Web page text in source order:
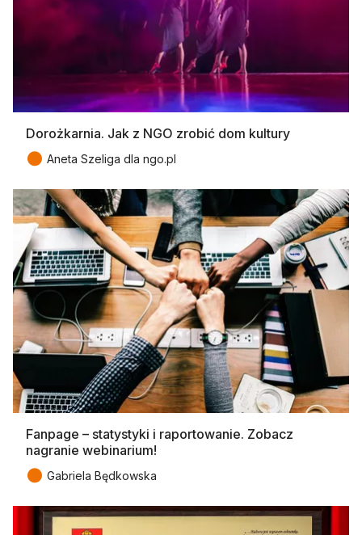
Dorożkarnia. Jak z NGO zrobić dom kultury
● Aneta Szeliga dla ngo.pl
Fanpage – statystyki i raportowanie. Zobacz
nagranie webinarium!
● Gabriela Będkowska